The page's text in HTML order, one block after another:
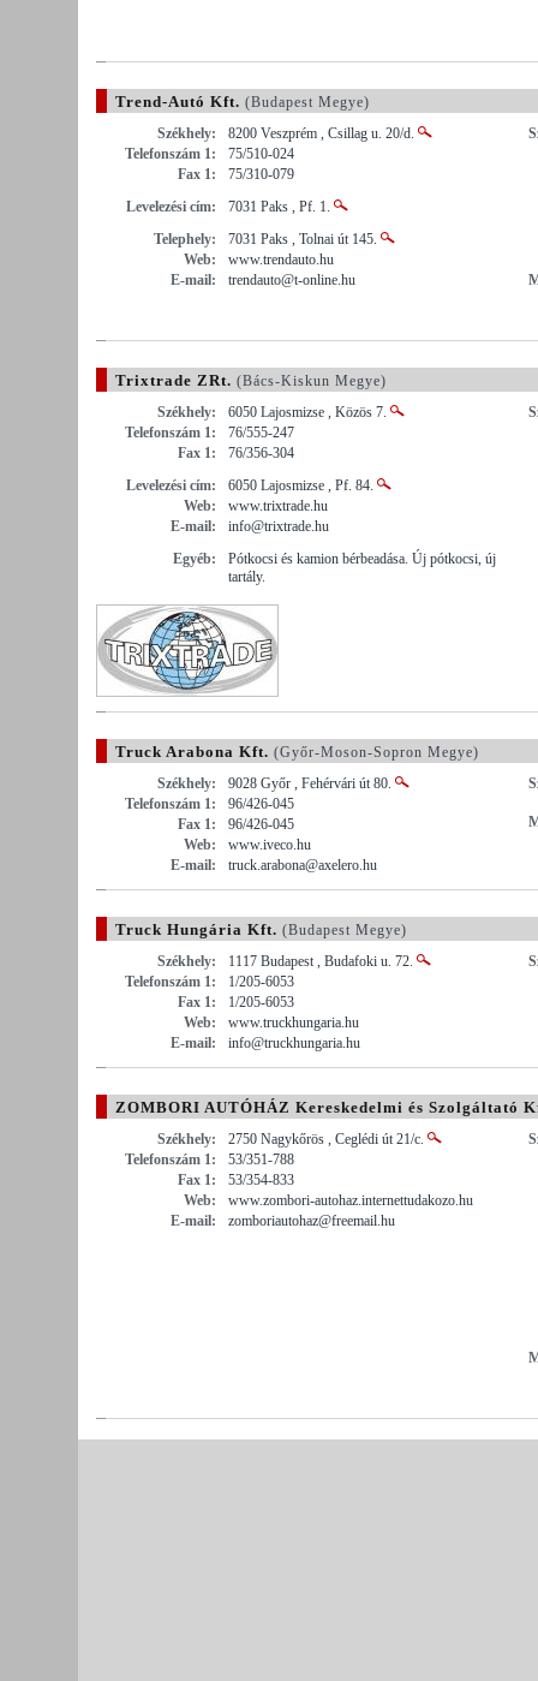
Trend-Autó Kft. (Budapest Megye)
Székhely:
8200 Veszprém , Csillag u. 20/d.
Telefonszám 1:
75/510-024
Fax 1:
75/310-079
Levelezési cím:
7031 Paks , Pf. 1.
Telephely:
7031 Paks , Tolnai út 145.
Web:
www.trendauto.hu
E-mail:
trendauto@t-online.hu
Trixtrade ZRt. (Bács-Kiskun Megye)
Székhely:
6050 Lajosmizse , Közös 7.
Telefonszám 1:
76/555-247
Fax 1:
76/356-304
Levelezési cím:
6050 Lajosmizse , Pf. 84.
Web:
www.trixtrade.hu
E-mail:
info@trixtrade.hu
Egyéb:
Pótkocsi és kamion bérbeadása. Új pótkocsi, új
tartály.
Truck Arabona Kft. (Győr-Moson-Sopron Megye)
Székhely:
9028 Győr , Fehérvári út 80.
Telefonszám 1:
96/426-045
Fax 1:
96/426-045
Web:
www.iveco.hu
E-mail:
truck.arabona@axelero.hu
Truck Hungária Kft. (Budapest Megye)
Székhely:
1117 Budapest , Budafoki u. 72.
Telefonszám 1:
1/205-6053
Fax 1:
1/205-6053
Web:
www.truckhungaria.hu
E-mail:
info@truckhungaria.hu
ZOMBORI AUTÓHÁZ Kereskedelmi és Szolgáltató
Székhely:
2750 Nagykőrös , Ceglédi út 21/c.
Telefonszám 1:
53/351-788
Fax 1:
53/354-833
Web:
www.zombori-autohaz.internettudakozo.hu
E-mail:
zomboriautohaz@freemail.hu